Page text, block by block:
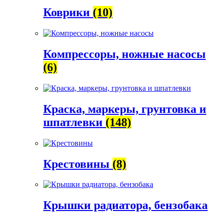
Коврики (10)
Компрессоры, ножные насосы
(6)
Краска, маркеры, грунтовка и
шпатлевки (148)
Крестовины (8)
Крышки радиатора, бензобака